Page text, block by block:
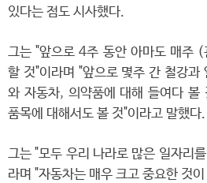
있다는 점도 시사했다.
그는 "앞으로 4주 동안 아마도 매주
할 것"이라며 "앞으로 몇주 간 철강과
와 자동차, 의약품에 대해 들여다 볼
품목에 대해서도 볼 것"이라고 말했다.
그는 "모두 우리 나라로 많은 일자리
라며 "자동차는 매우 크고 중요한 것